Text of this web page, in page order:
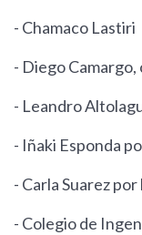
- Chamaco Lastiri
- Diego Camargo,
- Leandro
- Iñaki Esponda
- Carla Suarez por
- Colegio de